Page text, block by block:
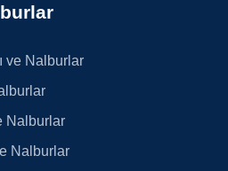
ve Nalburlar
Nalburlar
Nalburlar